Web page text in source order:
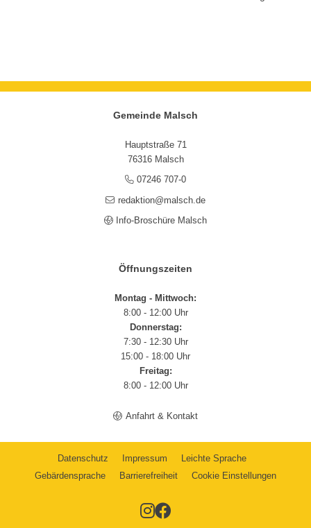
Gemeinde Malsch
Hauptstraße 71
76316 Malsch
07246 707-0
redaktion@malsch.de
Info-Broschüre Malsch
Öffnungszeiten
Montag - Mittwoch:
8:00 - 12:00 Uhr
Donnerstag:
7:30 - 12:30 Uhr
15:00 - 18:00 Uhr
Freitag:
8:00 - 12:00 Uhr
Anfahrt & Kontakt
Datenschutz Impressum
Leichte Sprache
Gebärdensprache
Barrierefreiheit Cookie Einstellungen